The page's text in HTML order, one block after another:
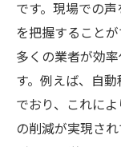
です。現場での
を把握すること
多くの業者が効
す。例えば、自
でおり、これに
の削減が実現さ